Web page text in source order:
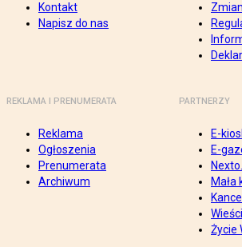
Kontakt
Napisz do nas
REKLAMA I PRENUMERATA
Reklama
Ogłoszenia
Prenumerata
Archiwum
PARTNERZY
E-
E-
Mała
Życie